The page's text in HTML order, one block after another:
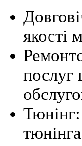
якості
послуг